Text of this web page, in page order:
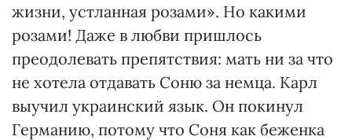
жизни, устланная розами». Но какими
розами! Даже в любви пришлось
преодолевать препятствия: мать ни за что
не хотела отдавать Соню за немца. Карл
выучил украинский язык. Он покинул
Германию, потому что Соня как беженка